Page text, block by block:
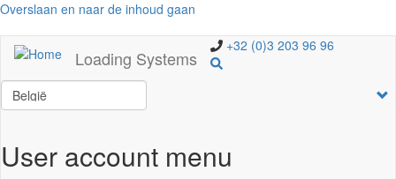
Overslaan en naar de inhoud gaan
Loading Systems
+32 (0)3 203 96 96
Select
your
User account menu